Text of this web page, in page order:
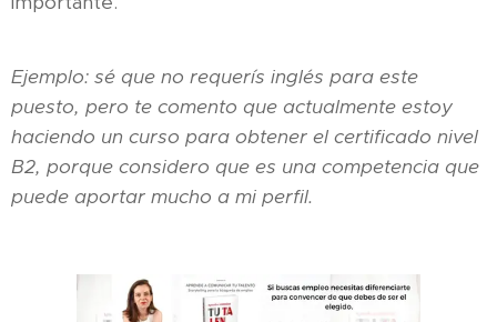
Ejemplo: sé que no requerís inglés para este
puesto, pero te comento que actualmente estoy
haciendo un curso para obtener el certificado nivel
B2, porque considero que es una competencia que
puede aportar mucho a mi perfil.